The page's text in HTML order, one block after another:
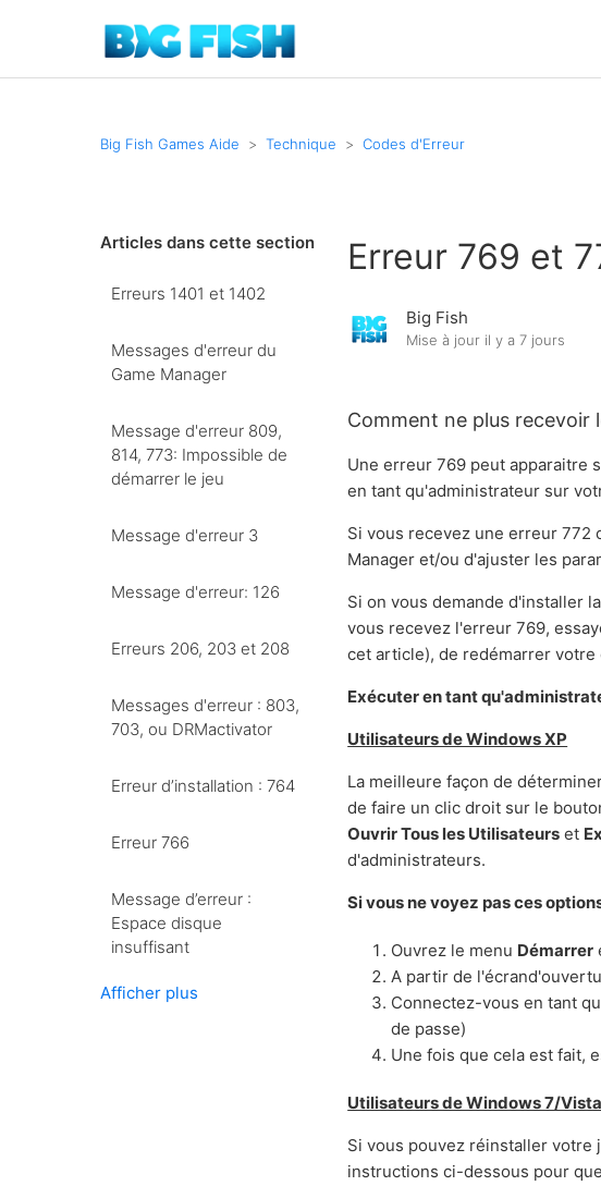
Big Fish Games Aide Technique Codes d'Erreur
Articles dans cette section
Erreurs 1401 et 1402
Messages d'erreur du
Game Manager
Message d'erreur 809,
814, 773: Impossible de
démarrer le jeu
Message d'erreur 3
Message d'erreur: 126
Erreurs 206, 203 et 208
Messages d'erreur : 803,
703, ou DRMactivator
Erreur d’installation : 764
Erreur 766
Message d’erreur :
Espace disque
insuffisant
Afficher plus
Erreur 769 et
Big Fish
Mise à jour il y a 7 jours
Comment ne plus recevoir
Une erreur 769 peut apparaitre
en tant qu'administrateur sur
Si vous recevez une erreur
Manager et/ou d'ajuster les
Si on vous demande d'installer
vous recevez l'erreur 769,
cet article), de redémarrer
Exécuter en tant
Utilisateurs de Windows XP
La meilleure façon de
de faire un clic droit sur le
Ouvrir Tous les Utilisateurs et
d'administrateurs.
Si vous ne voyez pas ces
Ouvrez le menu Démarrer
A partir de
Connectez-vous en tant
de passe)
Une fois que cela est fait,
Utilisateurs de Windows 7/Vista
Si vous pouvez réinstaller
instructions ci-dessous pour